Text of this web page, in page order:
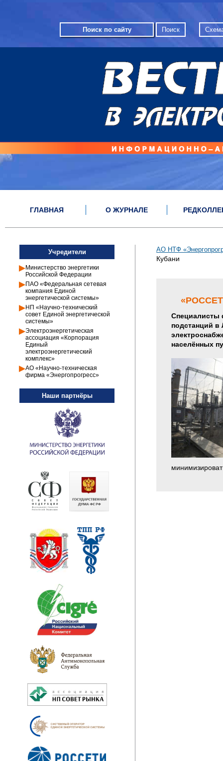
ГЛАВНАЯ О ЖУРНАЛЕ
АО НТФ
Кубани
Специалисты
подстанций в
населённых
Учредители
Министерство энергетики
Российской Федерации
ПАО «Федеральная сетевая
компания Единой
энергетической системы»
НП «Научно-технический
совет Единой энергетической
системы»
Электроэнергетическая
ассоциация «Корпорация
Единый
электроэнергетический
комплекс»
АО «Научно-техническая
фирма «Энергопрогресс»
Наши партнёры